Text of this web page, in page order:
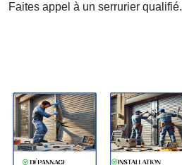
Faites appel à un serrurier qualifié.